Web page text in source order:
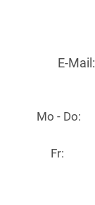
E-Mail:
Mo - Do:
Fr: